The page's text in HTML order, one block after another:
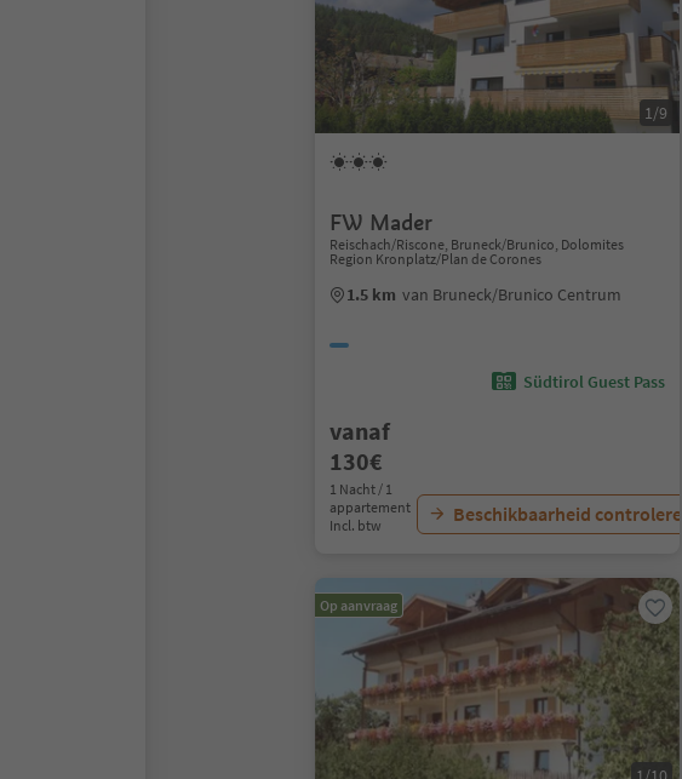
1/9
FW Mader
Reischach/Riscone, Bruneck/Brunico, Dolomites
Region Kronplatz/Plan de Corones
1.5 km van Bruneck/Brunico Centrum
Südtirol Guest Pass
vanaf
130€
1 Nacht / 1
appartement
Incl. btw
Beschikbaarheid controleren
Op aanvraag